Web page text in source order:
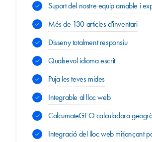
Suport del nostre equip amable i
Més de 130 articles d'inventari
Disseny totalment responsiu
Qualsevol idioma escrit
Puja les teves mides
Integrable al lloc web
CalcumateGEO calculadora
Integració del lloc web mitjançant